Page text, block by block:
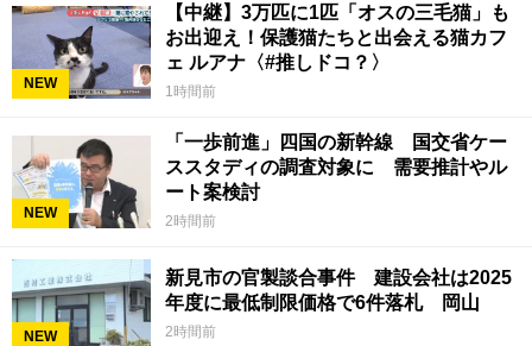
NEW
【中継】3万匹に1匹「オスの三毛猫」も
お出迎え！保護猫たちと出会える猫カフ
ェ ルアナ〈#推しドコ？〉
1時間前
NEW
「一歩前進」四国の新幹線 国交省ケー
ススタディの調査対象に 需要推計やル
ート案検討
2時間前
NEW
新見市の官製談合事件 建設会社は2025
年度に最低制限価格で6件落札 岡山
2時間前